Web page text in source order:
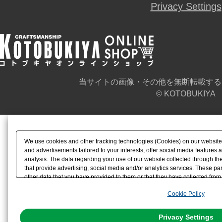
Privacy Settings
当サイトの画像・その他を無断転載す
© KOTOBUKIYA
We use cookies and other tracking technologies (Cookies) on our
and advertisements tailored to your interests, offer social media features
analysis. The data regarding your use of our website collected through
that provide advertising, social media and/or analytics services. These
other data that you have provided to them or that they have collected
the use of all Cookies except for Strictly Necessary Cookies, please
You can change your consent or rejection settings at any time via
Cookie Policy
Privacy Settings